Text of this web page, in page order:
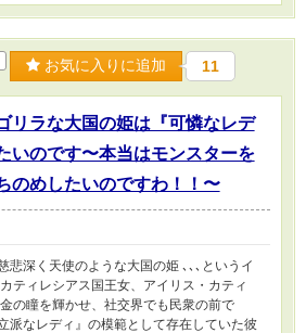
※主人公は固定カプ､､､というか、初っ端
世界線での話です ※王道学園とはなんぞ
応説明を載せていますが、私には文才が圧
おとどけします
お気に入りに追加 11
リラな大国の姫は『可憐なレデ
いのです〜本当はモンスターを
のめしたいのですわ！！〜
悲深く天使のような大国の姫 ､､､というイ
ティレシアス国王女、アイリス・カティ
の瞳を輝かせ、社交界でも民衆の前で
派なレディ』の模範として存在していた彼